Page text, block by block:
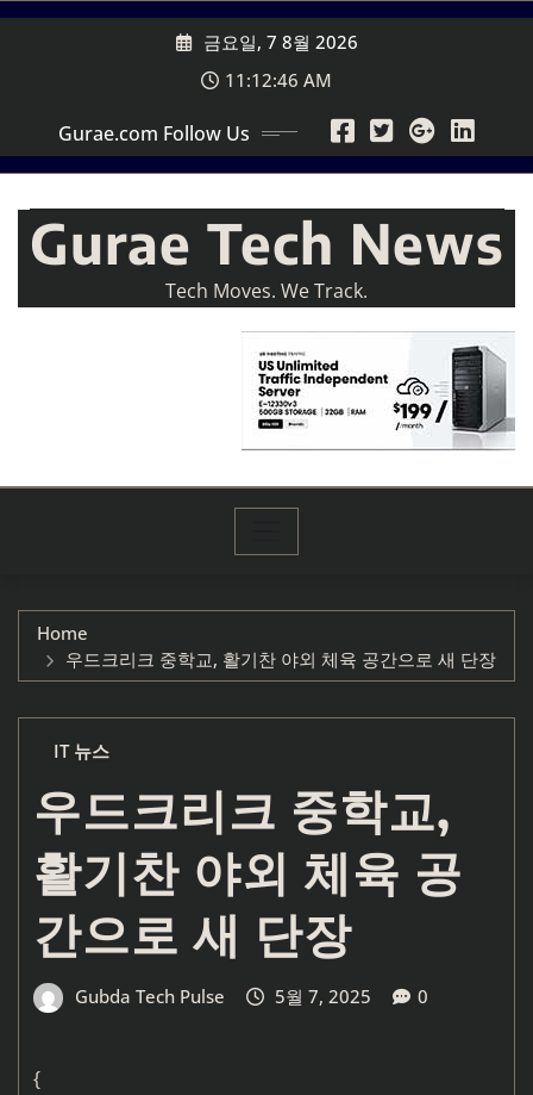
Skip
금요일, 7 8월 2026
11:12:48 AM
Gurae.com Follow Us
Gurae Tech News
Tech Moves. We Track.
Home
우드크리크 중학교, 활기찬 야외 체육 공간으로 새 단장
IT 뉴스
우드크리크 중학교,
활기찬 야외 체육 공
간으로 새 단장
Gubda Tech Pulse 5월 7, 2025 0
{